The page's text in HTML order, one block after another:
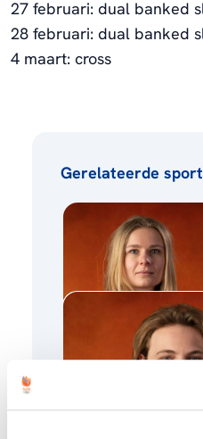
27 februari: dual banked
28 februari: dual banked
4 maart: cross
Gerelateerde